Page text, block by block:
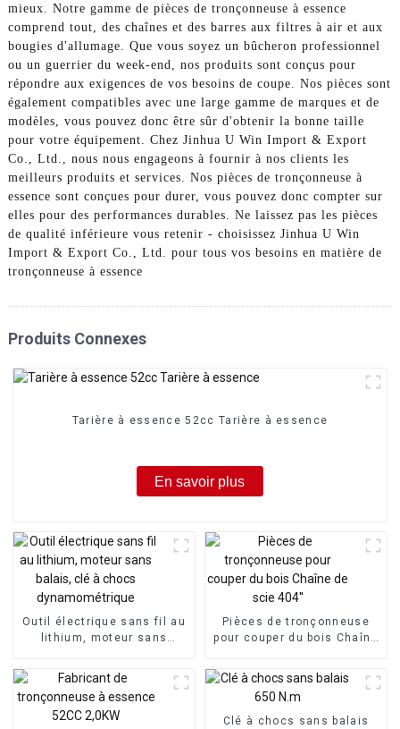
mieux. Notre gamme de pièces de tronçonneuse à essence
comprend tout, des chaînes et des barres aux filtres à air et aux
bougies d'allumage. Que vous soyez un bûcheron professionnel
ou un guerrier du week-end, nos produits sont conçus pour
répondre aux exigences de vos besoins de coupe. Nos pièces sont
également compatibles avec une large gamme de marques et de
modèles, vous pouvez donc être sûr d'obtenir la bonne taille
pour votre équipement. Chez Jinhua U Win Import & Export
Co., Ltd., nous nous engageons à fournir à nos clients les
meilleurs produits et services. Nos pièces de tronçonneuse à
essence sont conçues pour durer, vous pouvez donc compter sur
elles pour des performances durables. Ne laissez pas les pièces
de qualité inférieure vous retenir - choisissez Jinhua U Win
Import & Export Co., Ltd. pour tous vos besoins en matière de
tronçonneuse à essence
Produits Connexes
Tarière à essence 52cc Tarière à essence
En savoir plus
Outil électrique sans fil au
lithium, moteur sans
Pièces de tronçonneuse
pour couper du bois Chaîne
Clé à chocs sans balais